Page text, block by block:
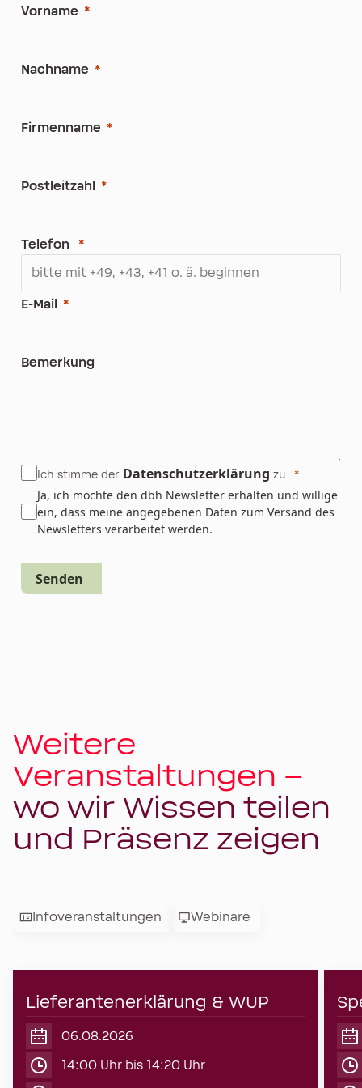
Vorname
Nachname
Firmenname
Postleitzahl
Telefon
E-Mail
Bemerkung
Ich stimme der Datenschutzerklärung zu.
Ja, ich möchte den dbh Newsletter erhalten und willige
ein, dass meine angegebenen Daten zum Versand des
Newsletters verarbeitet werden.
Senden
Weitere
Veranstaltungen –
wo wir Wissen teilen
und Präsenz zeigen
Infoveranstaltungen Webinare
06
Lieferantenerklärung & WUP
06.08.2026
14:00 Uhr bis 14:20 Uhr